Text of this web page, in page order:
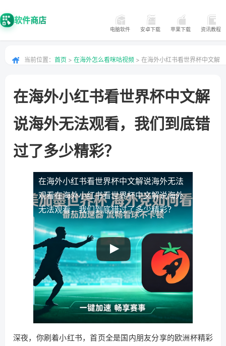
软件商店
电脑软件 安卓下载 苹果下载 资讯教程
当前位置： 首页 > 在海外怎么看咪咕视频 > 在海外小红书看世界杯中文解
在海外小红书看世界杯中文解
说海外无法观看，我们到底错
过了多少精彩？
在海外小红书看世界杯中文解说海外无法
观看在海外小红书看世界杯中文解说海外
无法观看，我们到底错过了多少精彩？
深夜，你刷着小红书，首页全是国内朋友分享的欧洲杯精彩